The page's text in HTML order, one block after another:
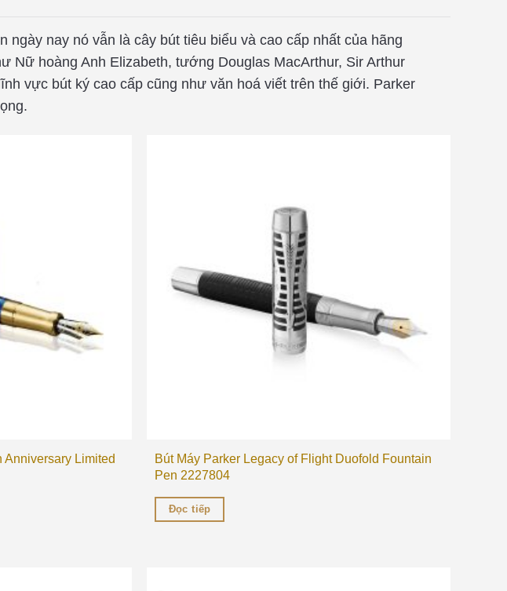
nay nó vẫn là cây bút tiêu biểu và cao cấp nhất của hãng
hoàng Anh Elizabeth, tướng Douglas MacArthur, Sir Arthur
vực bút ký cao cấp cũng như văn hoá viết trên thế giới. Parker
Anniversary Limited
Bút Máy Parker Legacy of Flight Duofold Fountain
Pen 2227804
Đọc tiếp